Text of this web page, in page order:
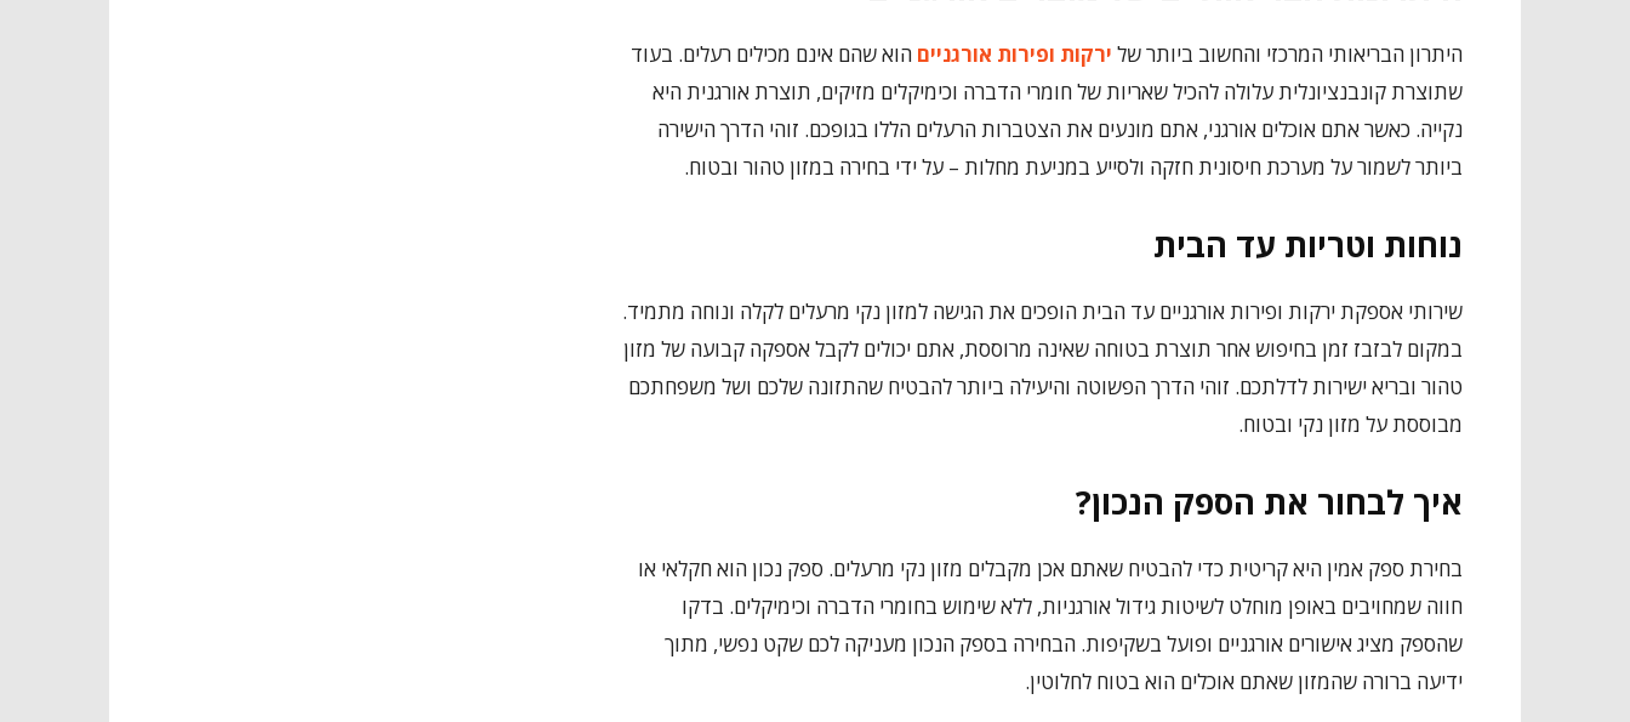
היתרון הבריאותי המרכזי והחשוב ביותר של ירקות ופירות אורגניים הוא שהם אינם מכילים רעלים. בעוד
שתוצרת קונבנציונלית עלולה להכיל שאריות של חומרי הדברה וכימיקלים מזיקים, תוצרת אורגנית היא
נקייה. כאשר אתם אוכלים אורגני, אתם מונעים את הצטברות הרעלים הללו בגופכם. זוהי הדרך הישירה
ביותר לשמור על מערכת חיסונית חזקה ולסייע במניעת מחלות – על ידי בחירה במזון טהור ובטוח.
נוחות וטריות עד הבית
שירותי אספקת ירקות ופירות אורגניים עד הבית הופכים את הגישה למזון נקי מרעלים לקלה ונוחה מתמיד.
במקום לבזבז זמן בחיפוש אחר תוצרת בטוחה שאינה מרוססת, אתם יכולים לקבל אספקה קבועה של מזון
טהור ובריא ישירות לדלתכם. זוהי הדרך הפשוטה והיעילה ביותר להבטיח שהתזונה שלכם ושל משפחתכם
מבוססת על מזון נקי ובטוח.
איך לבחור את הספק הנכון?
בחירת ספק אמין היא קריטית כדי להבטיח שאתם אכן מקבלים מזון נקי מרעלים. ספק נכון הוא חקלאי או
חווה שמחויבים באופן מוחלט לשיטות גידול אורגניות, ללא שימוש בחומרי הדברה וכימיקלים. בדקו
שהספק מציג אישורים אורגניים ופועל בשקיפות. הבחירה בספק הנכון מעניקה לכם שקט נפשי, מתוך
ידיעה ברורה שהמזון שאתם אוכלים הוא בטוח לחלוטין.